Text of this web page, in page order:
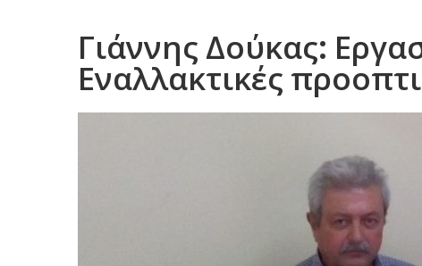
Γιάννης Δούκας:
Εναλλακτικές